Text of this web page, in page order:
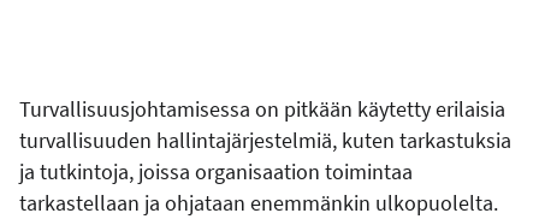
Turvallisuusjohtamisessa on pitkään käytetty erilaisia
turvallisuuden hallintajärjestelmiä, kuten tarkastuksia
ja tutkintoja, joissa organisaation toimintaa
tarkastellaan ja ohjataan enemmänkin ulkopuolelta.